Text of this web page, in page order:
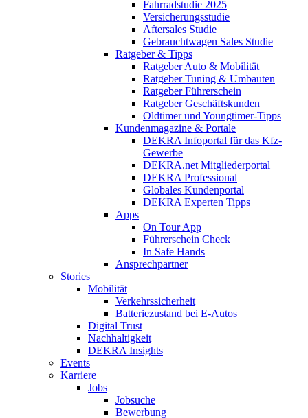
Fahrradstudie 2025
Versicherungsstudie
Aftersales Studie
Gebrauchtwagen Sales Studie
Ratgeber & Tipps
Ratgeber Auto & Mobilität
Ratgeber Tuning & Umbauten
Ratgeber Führerschein
Ratgeber Geschäftskunden
Oldtimer und Youngtimer-Tipps
Kundenmagazine & Portale
DEKRA Infoportal für das Kfz-
Gewerbe
DEKRA.net Mitgliederportal
DEKRA Professional
Globales Kundenportal
DEKRA Experten Tipps
Apps
On Tour App
Führerschein Check
In Safe Hands
Ansprechpartner
Stories
Mobilität
Verkehrssicherheit
Batteriezustand bei E-Autos
Digital Trust
Nachhaltigkeit
DEKRA Insights
Events
Karriere
Jobs
Jobsuche
Bewerbung